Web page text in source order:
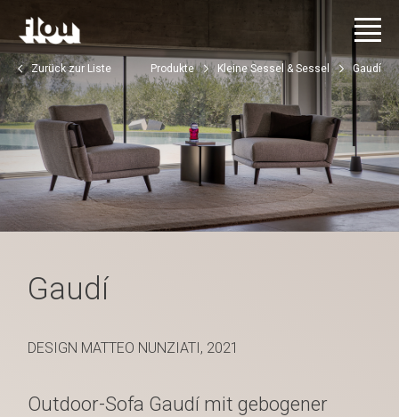
Zurück zur Liste Produkte Kleine Sessel & Sessel Gaudí
Gaudí
DESIGN MATTEO NUNZIATI, 2021
Outdoor-Sofa Gaudí mit gebogener